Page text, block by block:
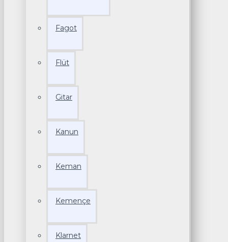
Fagot
Flüt
Gitar
Kanun
Keman
Kemençe
Klarnet